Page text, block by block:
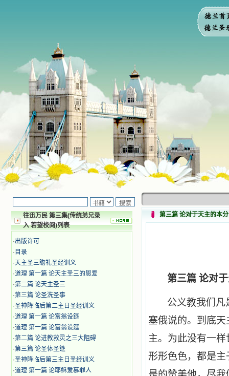
往迅万民 第三集(传统弟兄录
入 若望校阅)列表
·出版许可
· 目录
·天主圣三瞻礼圣经训义
·道理 第一篇 论天主圣三的恩爱
·第二篇 论天主圣三
·第三篇 论圣洗圣事
·圣神降临后第二主日圣经训义
·道理 第一篇 论富翁设筵
·道理 第一篇 论富翁设筵
·第二篇 论进教救灵之三大阻碍
·第三篇 论圣体圣筵
·圣神降临后第三主日圣经训义
·道理 第一篇 论耶稣爱慕罪人
第三篇 论对于天主的本分
第三篇 论对
公义教我们凡
塞俄说的。到底
主。为此没有一
形形色色，都是主